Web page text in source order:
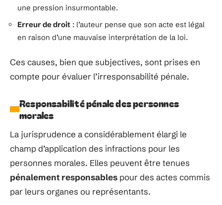
une pression insurmontable.
Erreur de droit : l’auteur pense que son acte est légal
en raison d’une mauvaise interprétation de la loi.
Ces causes, bien que subjectives, sont prises en
compte pour évaluer l’irresponsabilité pénale.
Responsabilité pénale des personnes
morales
La jurisprudence a considérablement élargi le
champ d’application des infractions pour les
personnes morales. Elles peuvent être tenues
pénalement responsables pour des actes commis
par leurs organes ou représentants.